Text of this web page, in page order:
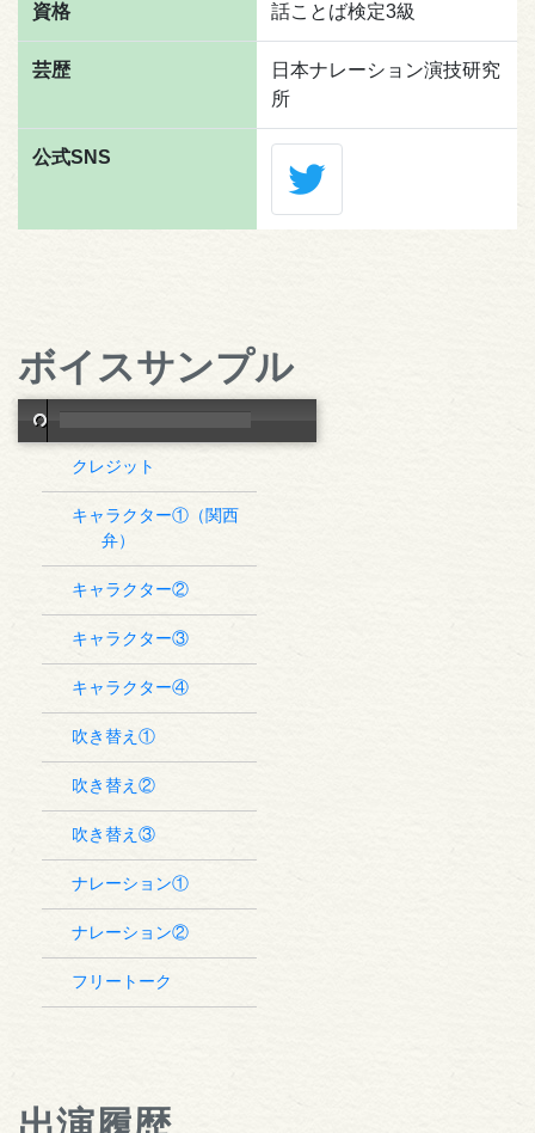
資格 話ことば検定3級
芸歴
日本ナレーション演技研究
所
公式SNS
ボイスサンプル
クレジット
キャラクター①（関西
弁）
キャラクター②
キャラクター③
キャラクター④
吹き替え①
吹き替え②
吹き替え③
ナレーション①
ナレーション②
フリートーク